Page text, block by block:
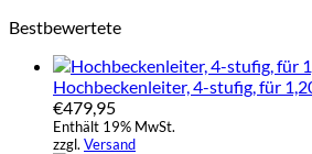
Bestbewertete
Hochbeckenleiter, 4-stufig, für
€479,95
Enthält 19% MwSt.
zzgl. Versand